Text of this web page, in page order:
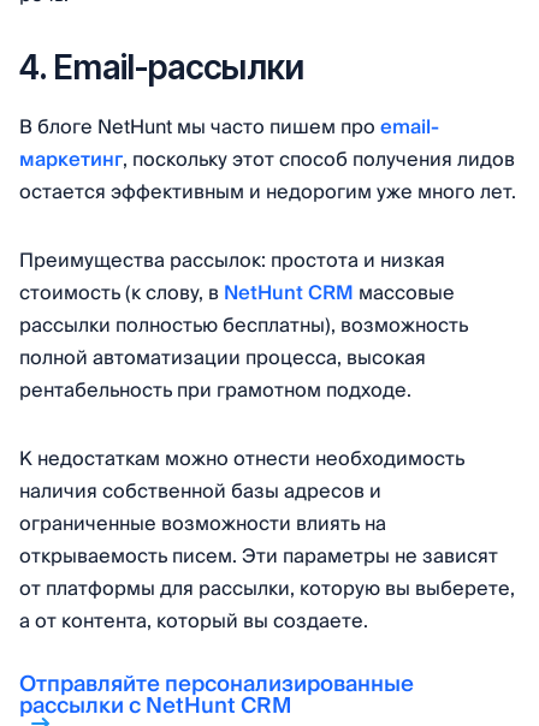
4. Email-рассылки
В блоге NetHunt мы часто пишем проemail-
маркетинг, поскольку этот способ получения лидов
остается эффективным и недорогим уже много лет.
Преимущества рассылок: простота и низкая
стоимость (к слову, вNetHunt CRM массовые
рассылки полностью бесплатны), возможность
полной автоматизации процесса, высокая
рентабельность при грамотном подходе.
К недостаткам можно отнести необходимость
наличия собственной базы адресов и
ограниченные возможности влиять на
открываемость писем. Эти параметры не зависят
от платформы для рассылки, которую вы выберете,
а от контента, который вы создаете.
Отправляйте персонализированные
рассылки с NetHunt CRM